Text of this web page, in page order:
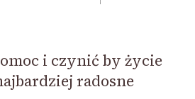
i czynić by życie
radosne